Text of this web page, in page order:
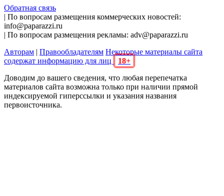
Обратная связь
| По вопросам размещения коммерческих новостей:
info@paparazzi.ru
| По вопросам размещения рекламы: adv@paparazzi.ru
Авторам | Правообладателям Некоторые материалы сайта
содержат информацию для лиц
18+
Доводим до вашего сведения, что любая перепечатка
материалов сайта возможна только при наличии прямой
индексируемой гиперссылки и указания названия
первоисточника.